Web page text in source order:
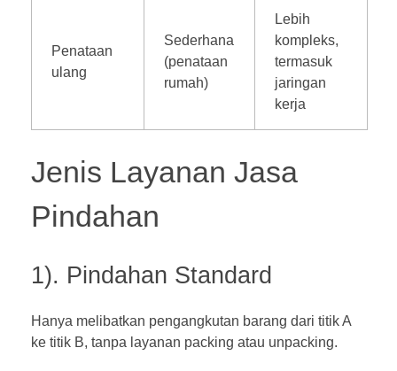
Penataan
ulang
Sederhana
(penataan
rumah)
Lebih
kompleks,
termasuk
jaringan
kerja
Jenis Layanan Jasa
Pindahan
1). Pindahan Standard
Hanya melibatkan pengangkutan barang dari titik A
ke titik B, tanpa layanan packing atau unpacking.